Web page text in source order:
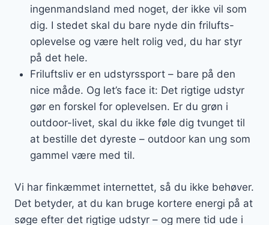
ingenmandsland med noget, der ikke vil som
dig. I stedet skal du bare nyde din frilufts-
oplevelse og være helt rolig ved, du har styr
på det hele.
Friluftsliv er en udstyrssport – bare på den
nice måde. Og let’s face it: Det rigtige udstyr
gør en forskel for oplevelsen. Er du grøn i
outdoor-livet, skal du ikke føle dig tvunget til
at bestille det dyreste – outdoor kan ung som
gammel være med til.
Vi har finkæmmet internettet, så du ikke behøver.
Det betyder, at du kan bruge kortere energi på at
søge efter det rigtige udstyr – og mere tid ude i